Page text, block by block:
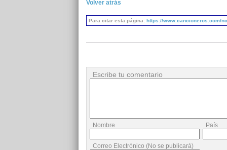
Volver atrás
Para citar esta página: https://www.cancioneros.com/
Escribe tu comentario
Nombre País
Correo Electrónico (No se publicará)